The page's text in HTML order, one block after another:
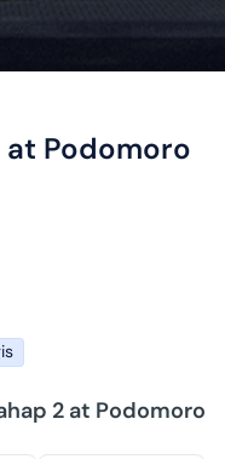
at Podomoro
2 at Podomoro